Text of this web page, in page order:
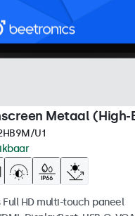
Metaal
U1
HD multi-touch paneel